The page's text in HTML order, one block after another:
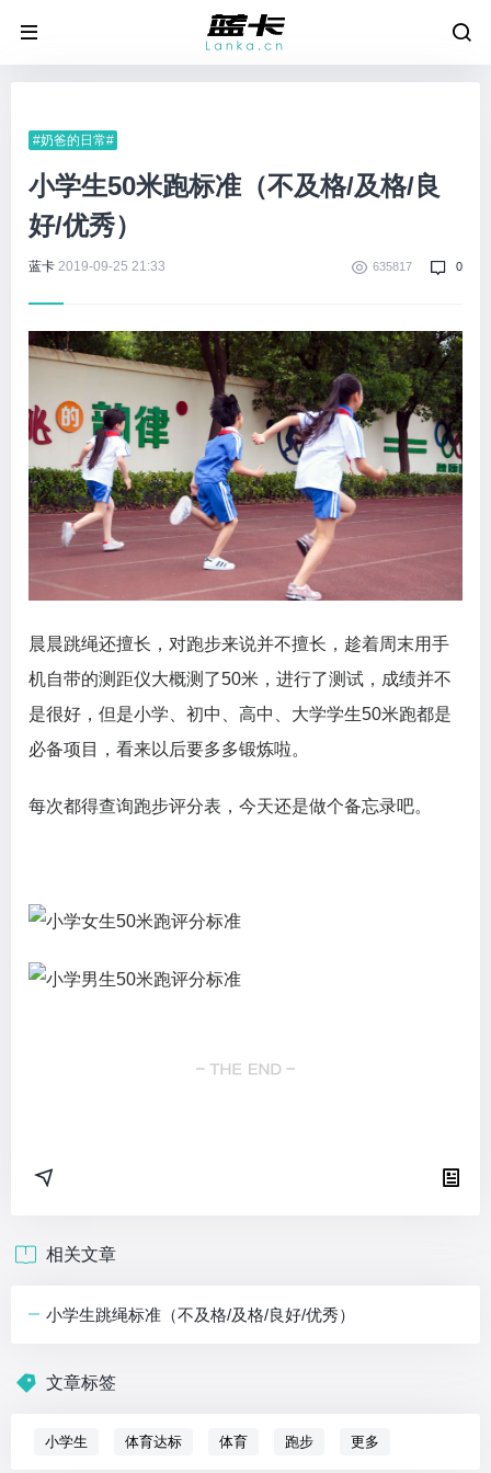
#奶爸的日常#
小学生50米跑标准（不及格/及格/良
好/优秀）
蓝卡 2019-09-25 21:33 635817 0
晨晨跳绳还擅长，对跑步来说并不擅长，趁着周末用手
机自带的测距仪大概测了50米，进行了测试，成绩并不
是很好，但是小学、初中、高中、大学学生50米跑都是
必备项目，看来以后要多多锻炼啦。
每次都得查询跑步评分表，今天还是做个备忘录吧。
相关文章
小学生跳绳标准（不及格/及格/良好/优秀）
文章标签
小学生 体育达标 体育 跑步 更多